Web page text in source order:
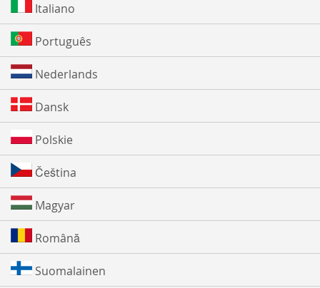
Italiano
Português
Nederlands
Dansk
Polskie
Čeština
Magyar
Română
Suomalainen